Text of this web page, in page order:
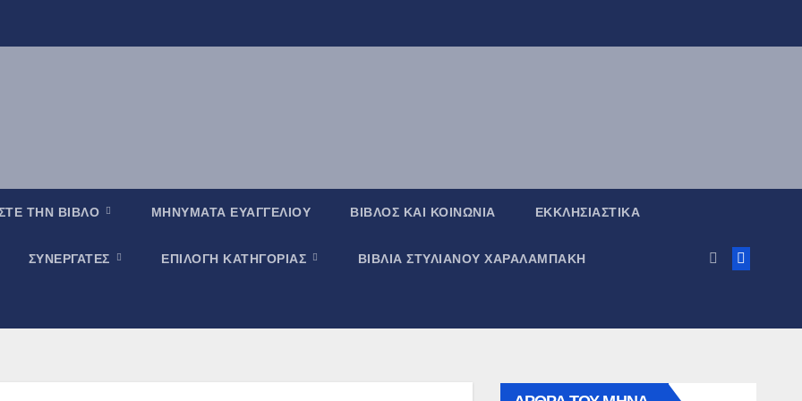
ΤΗΝ ΒΙΒΛΟ ΜΗΝΥΜΑΤΑ ΕΥΑΓΓΕΛΙΟΥ ΒΙΒΛΟΣ ΚΑΙ ΚΟΙΝΩΝΙΑ ΕΚΚΛΗΣΙΑΣΤΙΚΑ
ΣΥΝΕΡΓΑΤΕΣ ΕΠΙΛΟΓΗ ΚΑΤΗΓΟΡΙΑΣ ΒΙΒΛΙΑ ΣΤΥΛΙΑΝΟΥ ΧΑΡΑΛΑΜΠΑΚΗ